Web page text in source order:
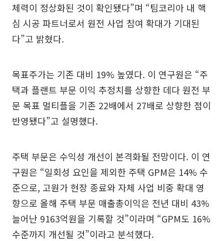
체력이 정상화된 것이 확인됐다”며 “팀코리아 내 핵
심 시공 파트너로서 원전 사업 참여 확대가 기대된
다”고 밝혔다.
목표주가는 기존 대비 19% 높였다. 이 연구원은 “주
택과 플랜트 부문 이익 추정치를 상향한 데다 원전 부
문 목표 멀티플을 기존 22배에서 27배로 상향한 점이
반영됐다”고 설명했다.
주택 부문은 수익성 개선이 본격화될 전망이다. 이 연
구원은 “일회성 요인을 제외한 주택 GPM은 14% 수
준으로, 고원가 현장 종료와 자체 사업 비중 확대 영
향으로 올해 주택 부문 매출총이익은 전년 대비 43%
늘어난 9163억원을 기록할 것”이라며 “GPM도 16%
수준까지 개선될 것”이라고 분석했다.